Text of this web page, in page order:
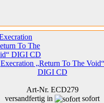
Execration „Return To The Void“
DIGI CD
Art-Nr. ECD279
versandfertig in
sofort